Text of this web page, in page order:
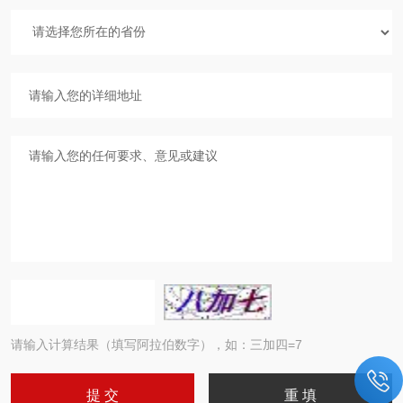
请输入计算结果（填写阿拉伯数字），如：三加四=7